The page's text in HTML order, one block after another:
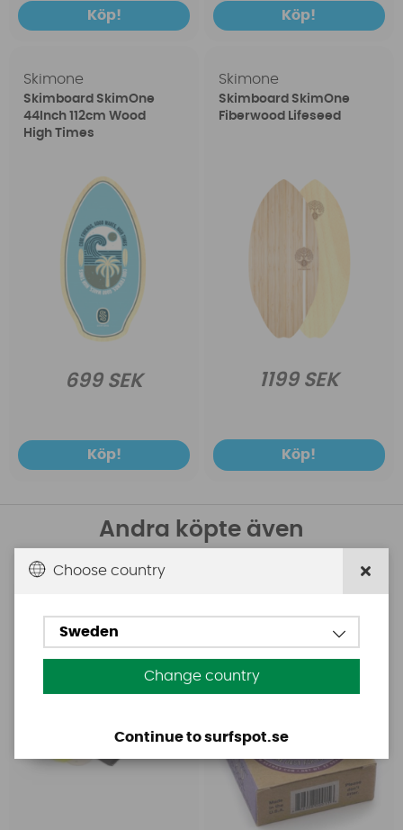
Köp! Köp!
Skimone
Skimboard SkimOne
44Inch 112cm Wood
High Times
699 SEK
Köp!
Skimone
Skimboard SkimOne
Fiberwood Lifeseed
1199 SEK
Köp!
Andra köpte även
(vax kam)
Purple
Choose country
Sweden
Change country
Continue to surfspot.se